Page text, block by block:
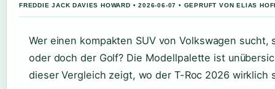
FREDDIE JACK DAVIES HOWARD • 2026-06-07 • GEPRUFT VON ELIAS
Wer einen kompakten SUV von Volkswagen
oder doch der Golf? Die Modellpalette ist
dieser Vergleich zeigt, wo der T-Roc 2026